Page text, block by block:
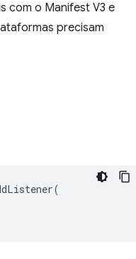
com o Manifest V3 e
precisam
(